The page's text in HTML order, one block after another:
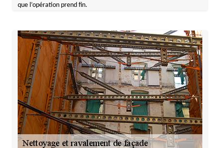
que l’opération prend fin.